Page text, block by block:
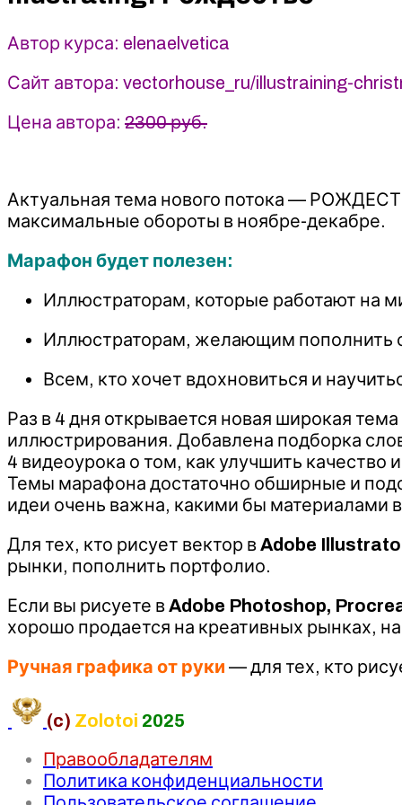
Автор курса: elenaelvetica
Сайт автора: vectorhouse_ru/illustraining-
Цена автора: 2300 руб.
Актуальная тема нового потока —
максимальные обороты в ноябре-декабре.
Марафон будет полезен:
Иллюстраторам, которые работают на
Иллюстраторам, желающим пополнить
Всем, кто хочет вдохновиться и
Раз в 4 дня открывается новая широкая
иллюстрирования. Добавлена подборка
4 видеоурока о том, как улучшить
Темы марафона достаточно обширные и
идеи очень важна, какими бы материалами
Для тех, кто рисует вектор вAdobe
рынки, пополнить портфолио.
Если вы рисуете вAdobe Photoshop,
хорошо продается на креативных рынках,
Ручная графика от руки — для тех, кто
(c) Zolotoi 2025
Правообладателям
Политика конфиденциальности